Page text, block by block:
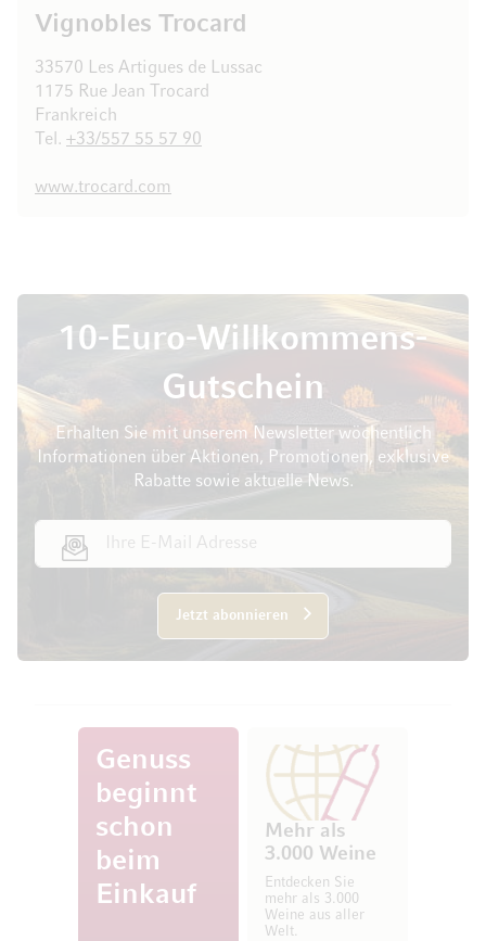
Vignobles Trocard
33570 Les Artigues de Lussac
1175 Rue Jean Trocard
Frankreich
Tel. +33/557 55 57 90
www.trocard.com
10-Euro-Willkommens-
Gutschein
Erhalten Sie mit unserem Newsletter wöchentlich
Informationen über Aktionen, Promotionen, exklusive
Rabatte sowie aktuelle News.
E-Mail Adresse
Jetzt abonnieren
Genuss
beginnt
schon
beim
Einkauf
Mehr als
3.000 Weine
Entdecken Sie
mehr als 3.000
Weine aus aller
Welt.